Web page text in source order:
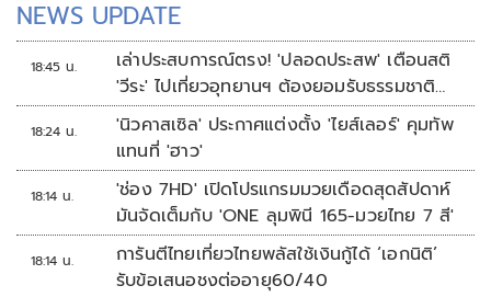
NEWS UPDATE
18:45 น.
เล่าประสบการณ์ตรง! 'ปลอดประสพ' เตือนสติ
'วีระ' ไปเที่ยวอุทยานฯ ต้องยอมรับธรรมชาติ
ดิบๆให้ได้
18:24 น.
'นิวคาสเซิล' ประกาศแต่งตั้ง 'ไยส์เลอร์' คุมทัพ
แทนที่ 'ฮาว'
18:14 น.
'ช่อง 7HD' เปิดโปรแกรมมวยเดือดสุดสัปดาห์
มันจัดเต็มกับ 'ONE ลุมพินี 165-มวยไทย 7 สี'
18:14 น.
การันตีไทยเที่ยวไทยพลัสใช้เงินกู้ได้ ‘เอกนิติ’
รับข้อเสนอชงต่ออายุ60/40